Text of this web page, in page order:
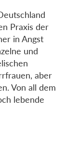
Praxis der
in Angst
und
aber
Von all dem
lebende